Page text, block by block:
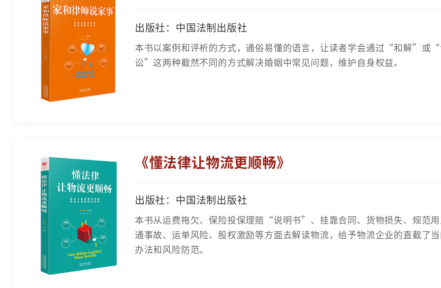
出版社：中国法制出版社
本书以案例和评析的方式，通俗易懂的语言，让读者学会通过“和解”或
讼”这两种截然不同的方式解决婚姻中常见问题，维护自身权益。
《懂法律让物流更顺畅》
出版社：中国法制出版社
本书从运费拖欠、保险投保理赔“说明书”、挂靠合同、货物损失、规范
通事故、运单风险、股权激励等方面去解读物流，给予物流企业的直截了
办法和风险防范。